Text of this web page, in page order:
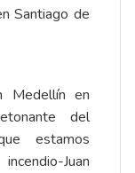
Santiago de
Medellín en
del
estamos
Juan